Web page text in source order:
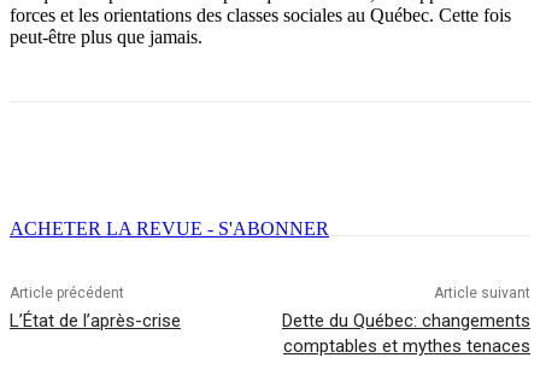
forces et les orientations des classes sociales au Québec. Cette fois
peut-être plus que jamais.
ACHETER LA REVUE - S'ABONNER
Article précédent
L’État de l’après-crise
Article suivant
Dette du Québec: changements
comptables et mythes tenaces